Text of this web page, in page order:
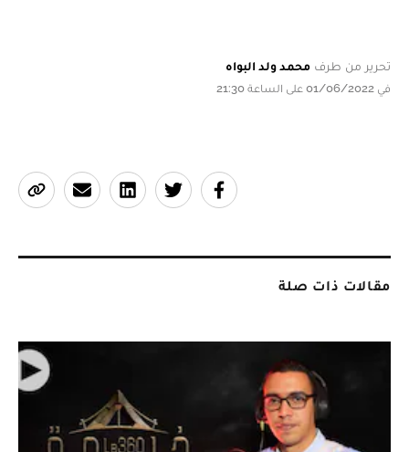
تحرير من طرف محمد ولد البواه
في 01/06/2022 على الساعة 21:30
مقالات ذات صلة